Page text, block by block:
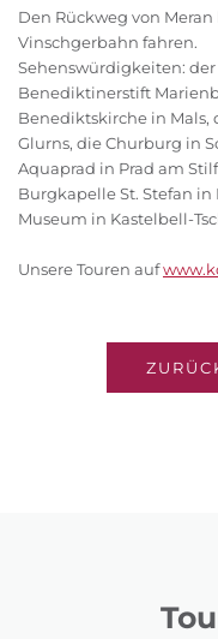
Den Rückweg von
Vinschgerbahn fahren.
Sehenswürdigkeiten:
Benediktinerstift
Benediktskirche in
Glurns, die Churburg in
Aquaprad in Prad am
Burgkapelle St. Stefan in
Museum in Kastelbell-
Unsere Touren auf